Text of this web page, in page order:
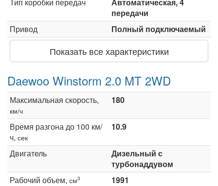
передачи
Привод
Полный подключаемый
Показать все характеристики
Daewoo Winstorm 2.0 MT 2WD
Максимальная скорость,
км/ч
180
Время разгона до 100 км/
ч, сек
10.9
Двигатель
Дизельный с
турбонаддувом
Рабочий объем, см3
1991